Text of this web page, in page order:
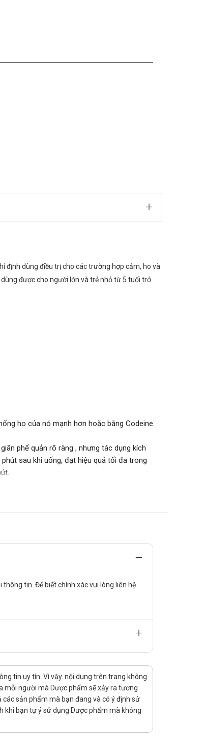
định dùng điều trị cho các trường hợp cảm, ho và
được cho người lớn và trẻ nhỏ từ 5 tuổi trở
ho của nó mạnh hơn hoặc bằng Codeine.
phế quản rõ ràng , nhưng tác dụng kích
sau khi uống, đạt hiệu quả tối đa trong
ho như codeine. Terpin Hydrate cải thiện
các dịch tiết phế quản. Hoạt chất còn sát
tin. Để biết chính xác vui lòng liên hệ
tin uy tín. Vì vậy. nội dung trên trang không
mỗi người mà Dược phẩm sẽ xảy ra tương
sản phẩm mà bạn đang và có ý định sử
khi bạn tự ý sử dụng Dược phẩm mà không